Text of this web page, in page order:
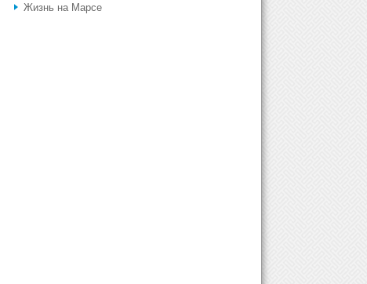
Жизнь на Марсе